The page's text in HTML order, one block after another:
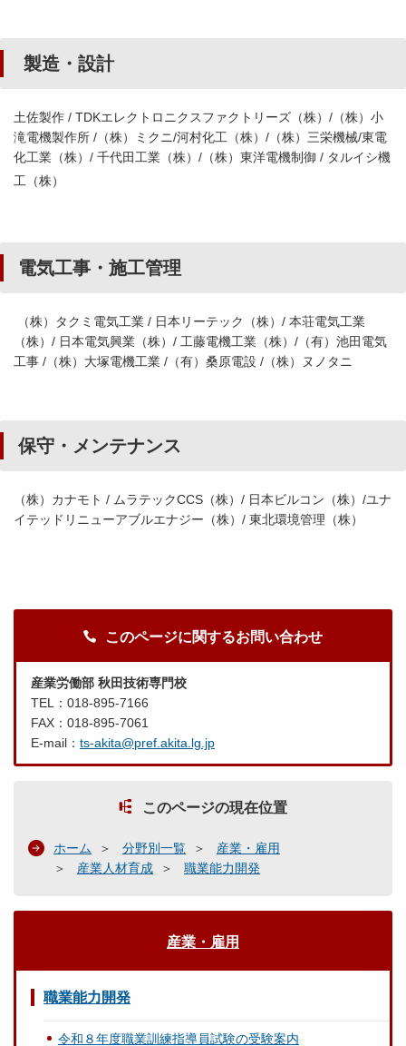
製造・設計
土佐製作 / TDKエレクトロニクスファクトリーズ（株）/（株）小
滝電機製作所 /（株）ミクニ/河村化工（株）/（株）三栄機械/東電
化工業（株）/ 千代田工業（株）/（株）東洋電機制御 / タルイシ機
工（株）
電気工事・施工管理
（株）タクミ電気工業 / 日本リーテック（株）/ 本荘電気工業
（株）/ 日本電気興業（株）/ 工藤電機工業（株）/（有）池田電気
工事 /（株）大塚電機工業 /（有）桑原電設 /（株）ヌノタニ
保守・メンテナンス
（株）カナモト / ムラテックCCS（株）/ 日本ビルコン（株）/ユナ
イテッドリニューアブルエナジー（株）/ 東北環境管理（株）
このページに関するお問い合わせ
産業労働部 秋田技術専門校
TEL：018-895-7166
FAX：018-895-7061
E-mail： ts-akita@pref.akita.lg.jp
このページの現在位置
ホーム 分野別一覧
産業・雇用
産業人材育成
職業能力開発
産業・雇用
職業能力開発
令和８年度職業訓練指導員試験の受験案内